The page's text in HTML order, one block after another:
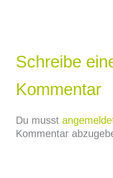
Schreibe
Kommentar
Du musst
Kommentar